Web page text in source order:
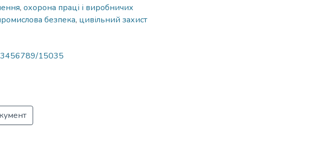
, охорона праці і виробничих
безпека, цивільний захист
15035